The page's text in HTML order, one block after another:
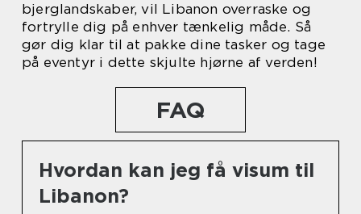
bjerglandskaber, vil Libanon overraske og
fortrylle dig på enhver tænkelig måde. Så
gør dig klar til at pakke dine tasker og tage
på eventyr i dette skjulte hjørne af verden!
FAQ
Hvordan kan jeg få visum til
Libanon?